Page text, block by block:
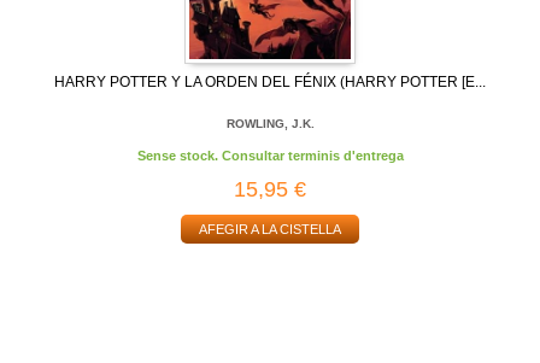
HARRY POTTER Y LA ORDEN DEL FÉNIX (HARRY POTTER [E...
ROWLING, J.K.
Sense stock. Consultar terminis d'entrega
15,95 €
AFEGIR A LA CISTELLA